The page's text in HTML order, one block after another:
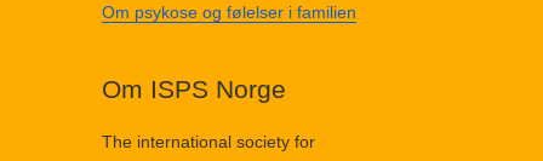
Om psykose og følelser i familien
Om ISPS Norge
The international society for